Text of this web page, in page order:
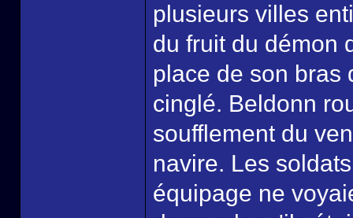
plusieurs villes
du fruit du démon
place de son bras
cinglé. Beldonn
soufflement du
navire. Les
équipage ne